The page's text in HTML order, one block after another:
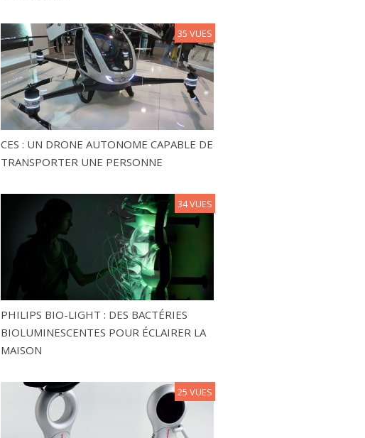
CES : UN DRONE AUTONOME CAPABLE DE
TRANSPORTER UNE PERSONNE
35 VUES
PHILIPS BIO-LIGHT : DES BACTÉRIES
BIOLUMINESCENTES POUR ÉCLAIRER LA
MAISON
34 VUES
25 VUES